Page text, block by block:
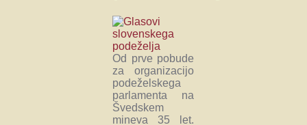
Od prve pobude
za organizacijo
podeželskega
parlamenta na
Švedskem
mineva 35 let.